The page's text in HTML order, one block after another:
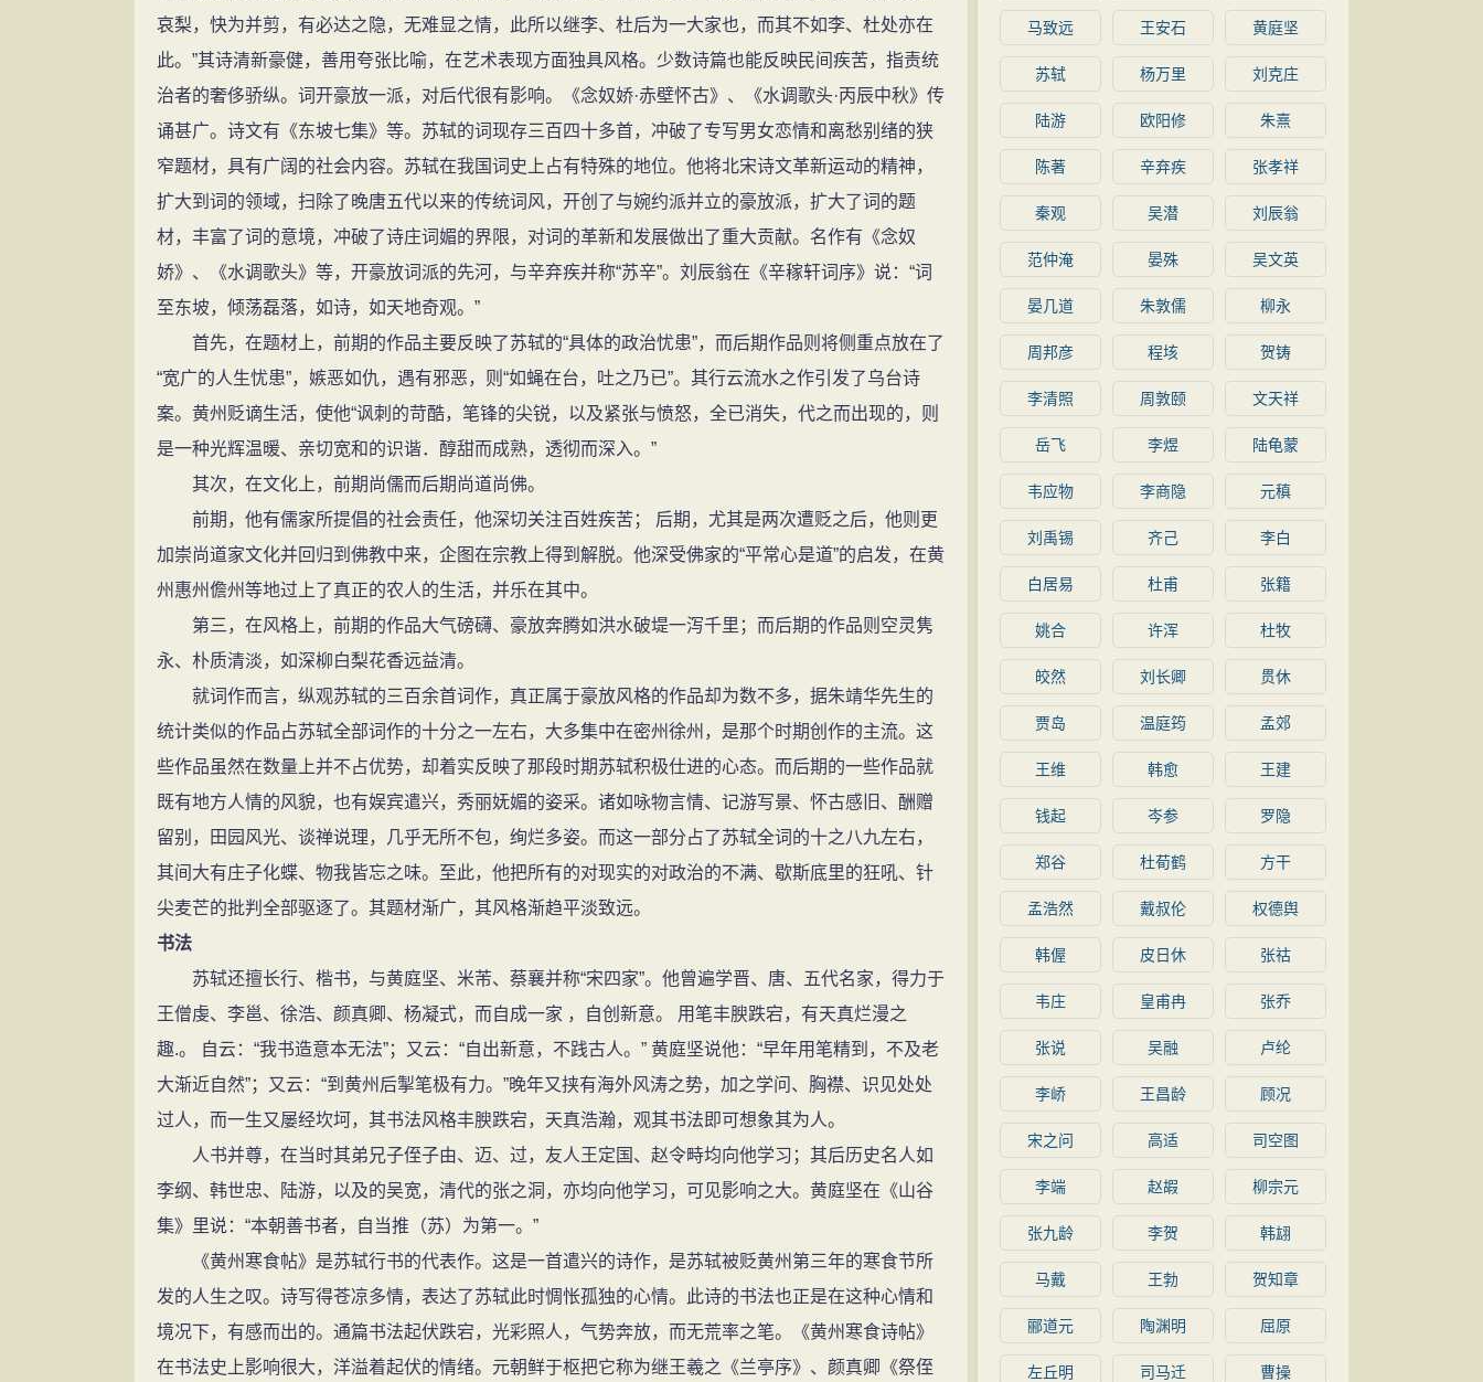
哀梨，快为并剪，有必达之隐，无难显之情，此所以继李、杜后为一大家也，而其不如李、杜处亦在
此。”其诗清新豪健，善用夸张比喻，在艺术表现方面独具风格。少数诗篇也能反映民间疾苦，指责统
治者的奢侈骄纵。词开豪放一派，对后代很有影响。《念奴娇·赤壁怀古》、《水调歌头·丙辰中秋》传
诵甚广。诗文有《东坡七集》等。苏轼的词现存三百四十多首，冲破了专写男女恋情和离愁别绪的狭
窄题材，具有广阔的社会内容。苏轼在我国词史上占有特殊的地位。他将北宋诗文革新运动的精神，
扩大到词的领域，扫除了晚唐五代以来的传统词风，开创了与婉约派并立的豪放派，扩大了词的题
材，丰富了词的意境，冲破了诗庄词媚的界限，对词的革新和发展做出了重大贡献。名作有《念奴
娇》、《水调歌头》等，开豪放词派的先河，与辛弃疾并称“苏辛”。刘辰翁在《辛稼轩词序》说：“词
至东坡，倾荡磊落，如诗，如天地奇观。”
首先，在题材上，前期的作品主要反映了苏轼的“具体的政治忧患”，而后期作品则将侧重点放在了
“宽广的人生忧患”，嫉恶如仇，遇有邪恶，则“如蝇在台，吐之乃已”。其行云流水之作引发了乌台诗
案。黄州贬谪生活，使他“讽刺的苛酷，笔锋的尖锐，以及紧张与愤怒，全已消失，代之而出现的，则
是一种光辉温暖、亲切宽和的识谐．醇甜而成熟，透彻而深入。”
其次，在文化上，前期尚儒而后期尚道尚佛。
前期，他有儒家所提倡的社会责任，他深切关注百姓疾苦； 后期，尤其是两次遭贬之后，他则更
加崇尚道家文化并回归到佛教中来，企图在宗教上得到解脱。他深受佛家的“平常心是道”的启发，在黄
州惠州儋州等地过上了真正的农人的生活，并乐在其中。
第三，在风格上，前期的作品大气磅礴、豪放奔腾如洪水破堤一泻千里；而后期的作品则空灵隽
永、朴质清淡，如深柳白梨花香远益清。
就词作而言，纵观苏轼的三百余首词作，真正属于豪放风格的作品却为数不多，据朱靖华先生的
统计类似的作品占苏轼全部词作的十分之一左右，大多集中在密州徐州，是那个时期创作的主流。这
些作品虽然在数量上并不占优势，却着实反映了那段时期苏轼积极仕进的心态。而后期的一些作品就
既有地方人情的风貌，也有娱宾遣兴，秀丽妩媚的姿采。诸如咏物言情、记游写景、怀古感旧、酬赠
留别，田园风光、谈禅说理，几乎无所不包，绚烂多姿。而这一部分占了苏轼全词的十之八九左右，
其间大有庄子化蝶、物我皆忘之味。至此，他把所有的对现实的对政治的不满、歇斯底里的狂吼、针
尖麦芒的批判全部驱逐了。其题材渐广，其风格渐趋平淡致远。
书法
苏轼还擅长行、楷书，与黄庭坚、米芾、蔡襄并称“宋四家”。他曾遍学晋、唐、五代名家，得力于
王僧虔、李邕、徐浩、颜真卿、杨凝式，而自成一家 ，自创新意。 用笔丰腴跌宕，有天真烂漫之
趣.。 自云：“我书造意本无法”；又云：“自出新意，不践古人。” 黄庭坚说他：“早年用笔精到，不及老
大渐近自然”；又云：“到黄州后掣笔极有力。”晚年又挟有海外风涛之势，加之学问、胸襟、识见处处
过人，而一生又屡经坎坷，其书法风格丰腴跌宕，天真浩瀚，观其书法即可想象其为人。
人书并尊，在当时其弟兄子侄子由、迈、过，友人王定国、赵令畤均向他学习；其后历史名人如
李纲、韩世忠、陆游，以及的吴宽，清代的张之洞，亦均向他学习，可见影响之大。黄庭坚在《山谷
集》里说：“本朝善书者，自当推（苏）为第一。”
《黄州寒食帖》是苏轼行书的代表作。这是一首遣兴的诗作，是苏轼被贬黄州第三年的寒食节所
发的人生之叹。诗写得苍凉多情，表达了苏轼此时惆怅孤独的心情。此诗的书法也正是在这种心情和
境况下，有感而出的。通篇书法起伏跌宕，光彩照人，气势奔放，而无荒率之笔。《黄州寒食诗帖》
在书法史上影响很大，洋溢着起伏的情绪。元朝鲜于枢把它称为继王羲之《兰亭序》、颜真卿《祭侄
马致远 王安石 黄庭坚
苏轼 杨万里 刘克庄
陆游 欧阳修 朱熹
陈著 辛弃疾 张孝祥
秦观 吴潜 刘辰翁
范仲淹 晏殊 吴文英
晏几道 朱敦儒 柳永
周邦彦 程垓 贺铸
李清照 周敦颐 文天祥
岳飞 李煜 陆龟蒙
韦应物 李商隐 元稹
刘禹锡 齐己 李白
白居易 杜甫 张籍
姚合 许浑 杜牧
皎然 刘长卿 贯休
贾岛 温庭筠 孟郊
王维 韩愈 王建
钱起 岑参 罗隐
郑谷 杜荀鹤 方干
孟浩然 戴叔伦 权德舆
韩偓 皮日休 张祜
韦庄 皇甫冉 张乔
张说 吴融 卢纶
李峤 王昌龄 顾况
宋之问 高适 司空图
李端 赵嘏 柳宗元
张九龄 李贺 韩翃
马戴 王勃 贺知章
郦道元 陶渊明 屈原
左丘明 司马迁 曹操